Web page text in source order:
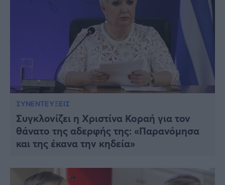
ΣΥΝΕΝΤΕΥΞΕΙΣ
Συγκλονίζει η Χριστίνα Κοραή για τον
θάνατο της αδερφής της: «Παρανόμησα
και της έκανα την κηδεία»